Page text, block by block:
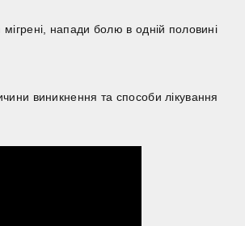
мігрені, напади болю в одній половині
виникнення та способи лікування